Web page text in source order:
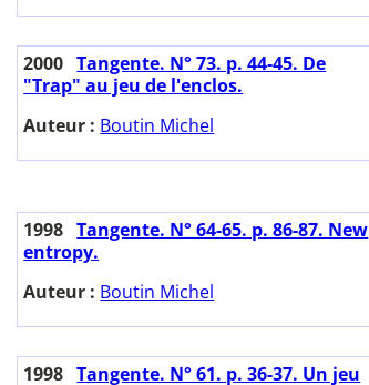
2000 Tangente. N° 73. p. 44-45. De
"Trap" au jeu de l'enclos.
Auteur : Boutin Michel
1998 Tangente. N° 64-65. p. 86-87. New
entropy.
Auteur : Boutin Michel
1998 Tangente. N° 61. p. 36-37. Un jeu